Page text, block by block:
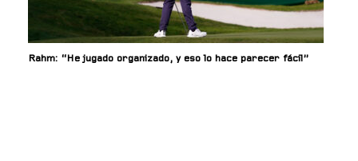
Rahm: “He jugado organizado, y eso lo hace parecer fácil”